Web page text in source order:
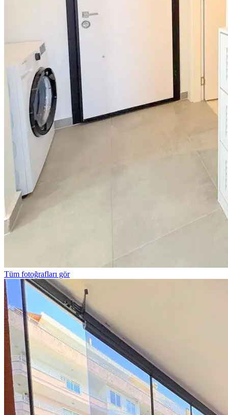
Tüm fotoğrafları gör